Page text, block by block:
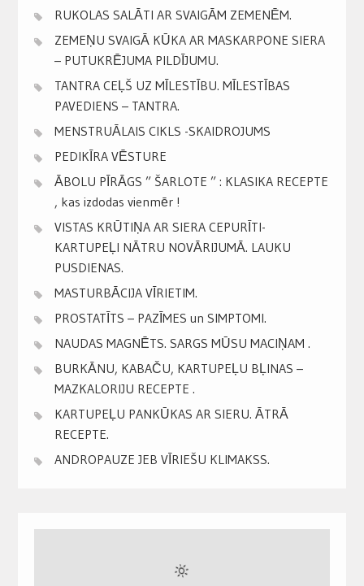
RUKOLAS SALĀTI AR SVAIGĀM ZEMENĒM.
ZEMEŅU SVAIGĀ KŪKA AR MASKARPONE SIERA
– PUTUKRĒJUMA PILDĪJUMU.
TANTRA CEĻŠ UZ MĪLESTĪBU. MĪLESTĪBAS
PAVEDIENS – TANTRA.
MENSTRUĀLAIS CIKLS -SKAIDROJUMS
PEDIKĪRA VĒSTURE
ĀBOLU PĪRĀGS ” ŠARLOTE ” : KLASIKA RECEPTE
, kas izdodas vienmēr !
VISTAS KRŪTIŅA AR SIERA CEPURĪTI-
KARTUPEĻI NĀTRU NOVĀRIJUMĀ. LAUKU
PUSDIENAS.
MASTURBĀCIJA VĪRIETIM.
PROSTATĪTS – PAZĪMES un SIMPTOMI.
NAUDAS MAGNĒTS. SARGS MŪSU MACIŅAM .
BURKĀNU, KABAČU, KARTUPEĻU BĻINAS –
MAZKALORIJU RECEPTE .
KARTUPEĻU PANKŪKAS AR SIERU. ĀTRĀ
RECEPTE.
ANDROPAUZE JEB VĪRIEŠU KLIMAKSS.